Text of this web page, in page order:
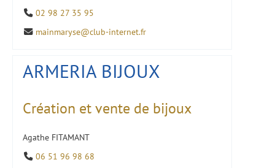
02 98 27 35 95
mainmaryse@club-internet.fr
ARMERIA BIJOUX
Création et vente de bijoux
Agathe FITAMANT
06 51 96 98 68